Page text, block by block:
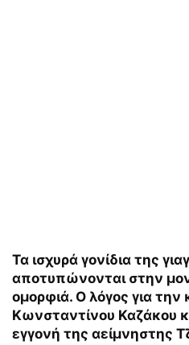
Τα ισχυρά γονίδια της
αποτυπώνονται στην
ομορφιά. Ο λόγος για την
Κωνσταντίνου Καζάκου
εγγονή της αείμνηστης